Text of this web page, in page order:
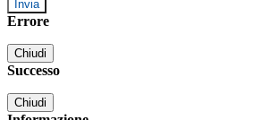
Errore
Chiudi
Successo
Chiudi